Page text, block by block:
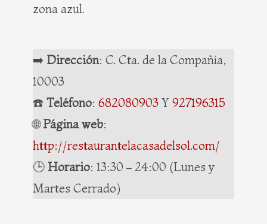
zona azul.
➡️ Dirección: C. Cta. de la Compañía,
10003
☎️ Teléfono: 682080903 Y 927196315
🌐Página web:
http://restaurantelacasadelsol.com/
🕒 Horario: 13:30 – 24:00 (Lunes y
Martes Cerrado)